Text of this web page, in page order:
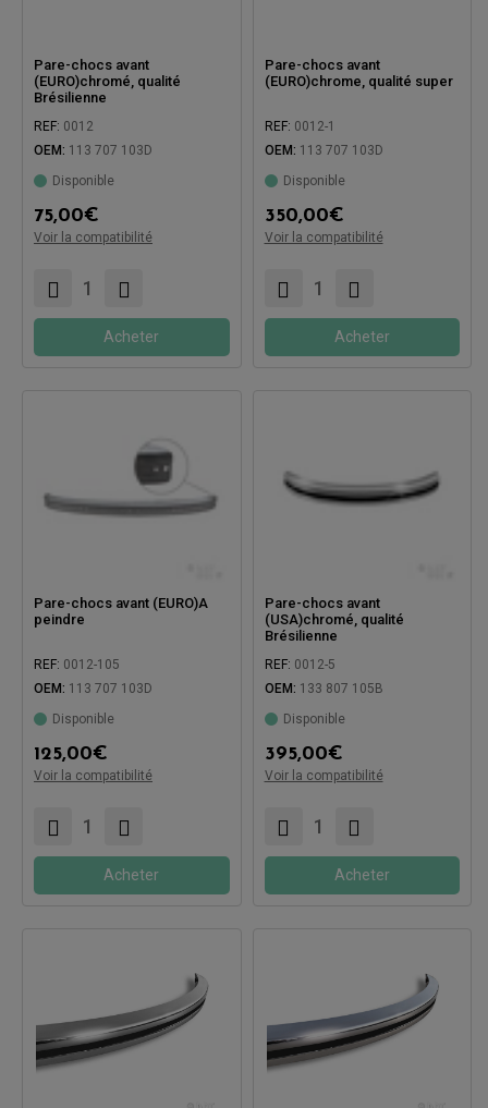
Pare-chocs avant
(EURO)chromé, qualité
Brésilienne
REF: 0012
OEM: 113 707 103D
Disponible
75,00€
Voir la compatibilité
Compatible avec:
Acheter
Pare-chocs avant
(EURO)chrome, qualité super
REF: 0012-1
OEM: 113 707 103D
Disponible
350,00€
Voir la compatibilité
Compatible avec:
Acheter
Pare-chocs avant (EURO)A
peindre
REF: 0012-105
OEM: 113 707 103D
Disponible
125,00€
Voir la compatibilité
Acheter
Pare-chocs avant
(USA)chromé, qualité
Brésilienne
REF: 0012-5
OEM: 133 807 105B
Disponible
395,00€
Voir la compatibilité
Acheter